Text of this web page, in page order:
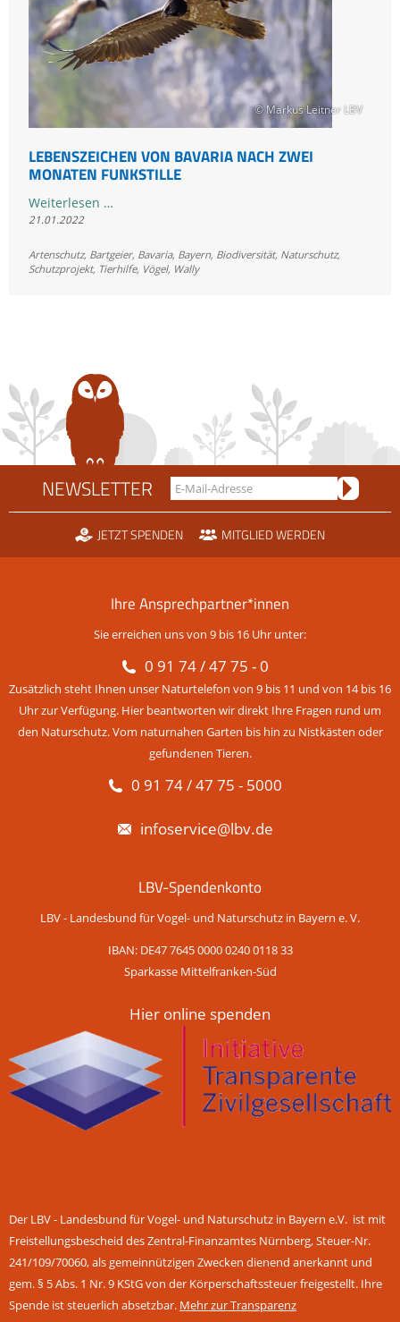
© Markus Leitner LBV
LEBENSZEICHEN VON BAVARIA NACH ZWEI
MONATEN FUNKSTILLE
Weiterlesen …
nach
21.01.2022
Artenschutz, Bartgeier, Bavaria, Bayern, Biodiversität, Naturschutz,
Schutzprojekt, Tierhilfe, Vögel, Wally
NEWSLETTER
JETZT SPENDEN MITGLIED WERDEN
Ihre Ansprechpartner*innen
Sie erreichen uns von 9 bis 16 Uhr unter:
0 91 74 / 47 75 - 0
Zusätzlich steht Ihnen unser Naturtelefon von 9 bis 11 und von 14 bis 16
Uhr zur Verfügung. Hier beantworten wir direkt Ihre Fragen rund um
den Naturschutz. Vom naturnahen Garten bis hin zu Nistkästen oder
gefundenen Tieren.
0 91 74 / 47 75 - 5000
infoservice@lbv.de
LBV-Spendenkonto
LBV - Landesbund für Vogel- und Naturschutz in Bayern e. V.
IBAN: DE47 7645 0000 0240 0118 33
Sparkasse Mittelfranken-Süd
Hier online spenden
Der LBV - Landesbund für Vogel- und Naturschutz in Bayern e.V. ist mit
Freistellungsbescheid des Zentral-Finanzamtes Nürnberg, Steuer-Nr.
241/109/70060, als gemeinnützigen Zwecken dienend anerkannt und
gem. § 5 Abs. 1 Nr. 9 KStG von der Körperschaftssteuer freigestellt. Ihre
Spende ist steuerlich absetzbar. Mehr zur Transparenz